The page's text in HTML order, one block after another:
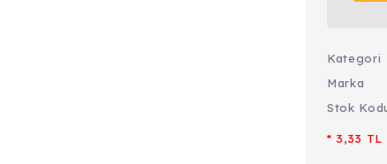
Kategori
Marka
Stok
* 3,33 TL